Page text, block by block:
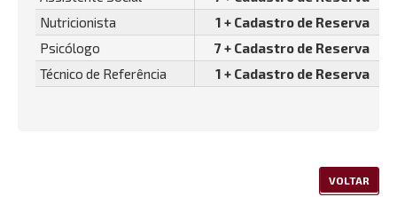
Nutricionista
1 + Cadastro de Reserva
Psicólogo
7 + Cadastro de Reserva
Técnico de Referência
1 + Cadastro de Reserva
VOLTAR